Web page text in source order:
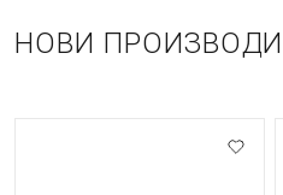
НОВИ ПРОИЗВОДИ